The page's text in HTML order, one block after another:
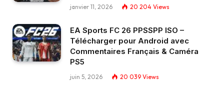
janvier 11, 2026 20 204 Views
EA Sports FC 26 PPSSPP ISO –
Télécharger pour Android avec
Commentaires Français & Caméra
PS5
juin 5, 2026 20 039 Views